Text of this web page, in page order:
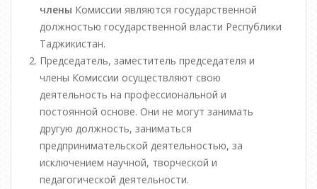
члены Комиссии являются государственной
должностью государственной власти Республики
Таджикистан.
Председатель, заместитель председателя и
члены Комиссии осуществляют свою
деятельность на профессиональной и
постоянной основе. Они не могут занимать
другую должность, заниматься
предпринимательской деятельностью, за
исключением научной, творческой и
педагогической деятельности.